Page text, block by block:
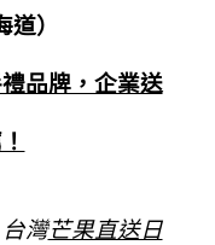
）
品牌，企業送
灣芒果直送日